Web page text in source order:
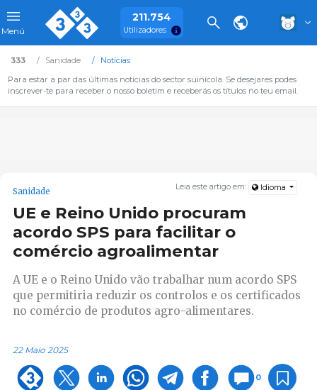
Menú
211.754
Utilizadores
333 Sanidade
Notícias
Para estar a par das últimas notícias do sector suinícola. Se desejares podes
inscrever-te para receber o nosso boletim e receberás os títulos no teu email.
Leia este artigo em: Idioma
Sanidade
UE e Reino Unido procuram
acordo SPS para facilitar o
comércio agroalimentar
A UE e o Reino Unido vão trabalhar num acordo SPS
que permitiria reduzir os controlos e os certificados
no comércio de produtos agro-alimentares.
22 Maio 2025
0